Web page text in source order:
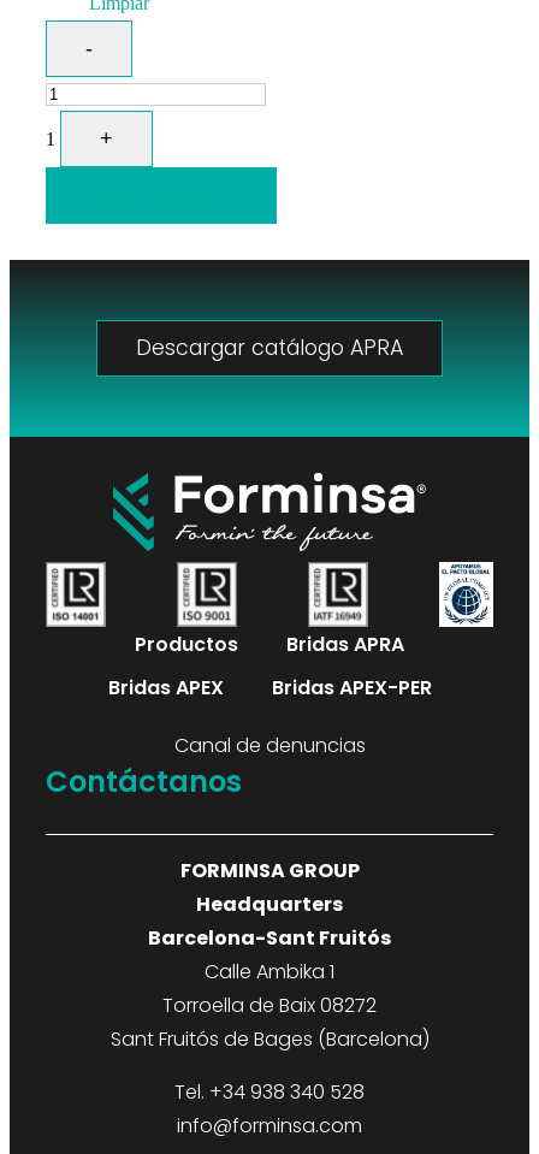
-
1 +
Descargar catálogo APRA
Productos
Bridas APRA
Bridas APEX
Bridas APEX-PER
Canal de denuncias
Contáctanos
FORMINSA GROUP
Headquarters
Barcelona-Sant Fruitós
Calle Ambika 1
Torroella de Baix 08272
Sant Fruitós de Bages (Barcelona)
Tel. +34 938 340 528
info@forminsa.com